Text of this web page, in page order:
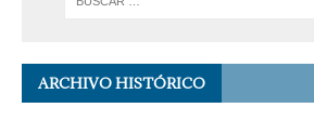
ARCHIVO HISTÓRICO